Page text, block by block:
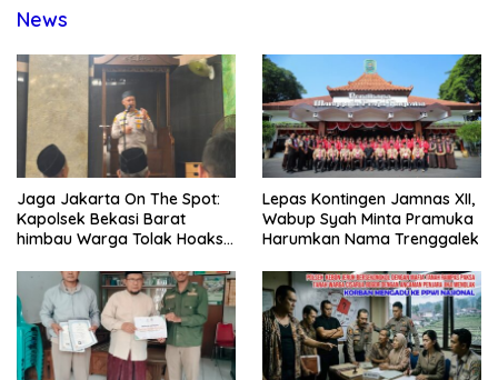
News
Jaga Jakarta On The Spot:
Kapolsek Bekasi Barat
himbau Warga Tolak Hoaks
Sholat Jumat
Lepas Kontingen Jamnas XII,
Wabup Syah Minta Pramuka
Harumkan Nama Trenggalek